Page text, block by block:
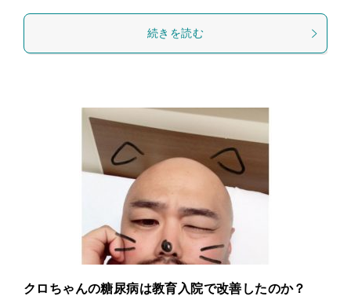
続きを読む
クロちゃんの糖尿病は教育入院で改善したのか？